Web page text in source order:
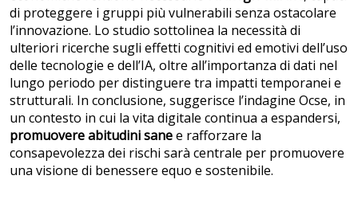
di proteggere i gruppi più vulnerabili senza ostacolare
l’innovazione. Lo studio sottolinea la necessità di
ulteriori ricerche sugli effetti cognitivi ed emotivi dell’uso
delle tecnologie e dell’IA, oltre all’importanza di dati nel
lungo periodo per distinguere tra impatti temporanei e
strutturali. In conclusione, suggerisce l’indagine Ocse, in
un contesto in cui la vita digitale continua a espandersi,
promuovere abitudini sanee rafforzare la
consapevolezza dei rischi sarà centrale per promuovere
una visione di benessere equo e sostenibile.